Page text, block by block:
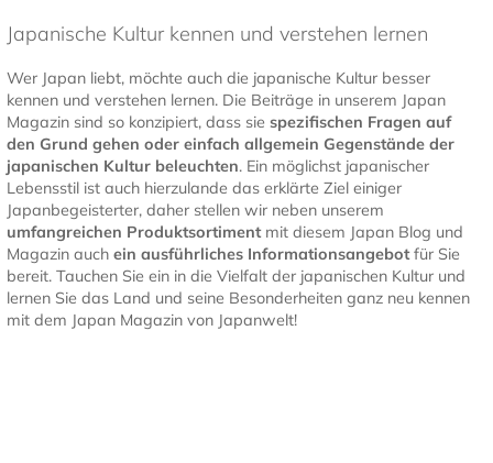
Japanische Kultur kennen und verstehen lernen
Wer Japan liebt, möchte auch die japanische Kultur besser
kennen und verstehen lernen. Die Beiträge in unserem Japan
Magazin sind so konzipiert, dass sie spezifischen Fragen auf
den Grund gehen oder einfach allgemein Gegenstände der
japanischen Kulturbeleuchten. Ein möglichst japanischer
Lebensstil ist auch hierzulande das erklärte Ziel einiger
Japanbegeisterter, daher stellen wir neben unserem
umfangreichen Produktsortimentmit diesem Japan Blog und
Magazin auch ein ausführliches Informationsangebotfür Sie
bereit. Tauchen Sie ein in die Vielfalt der japanischen Kultur und
lernen Sie das Land und seine Besonderheiten ganz neu kennen
mit dem Japan Magazin von Japanwelt!